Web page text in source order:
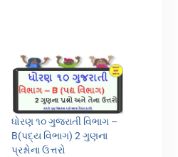
ધોરણ ૧૦ ગુજરાતી વિભાગ –
B(પદ્ય વિભાગ) 2 ગુણના
પ્રશ્નોના ઉત્તરો